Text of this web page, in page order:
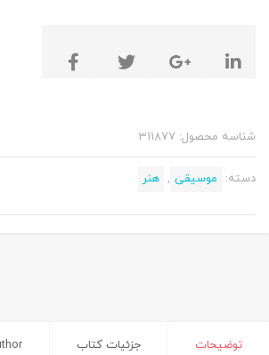
شناسه محصول: 311877
دسته: موسیقی , هنر
توضیحات جزئیات کتاب